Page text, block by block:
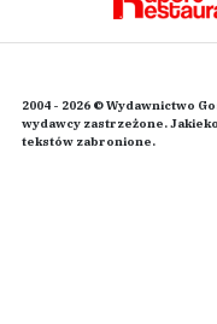
2004 - 2026 © Wydawnictwo
wydawcy zastrzeżone.
tekstów zabronione.